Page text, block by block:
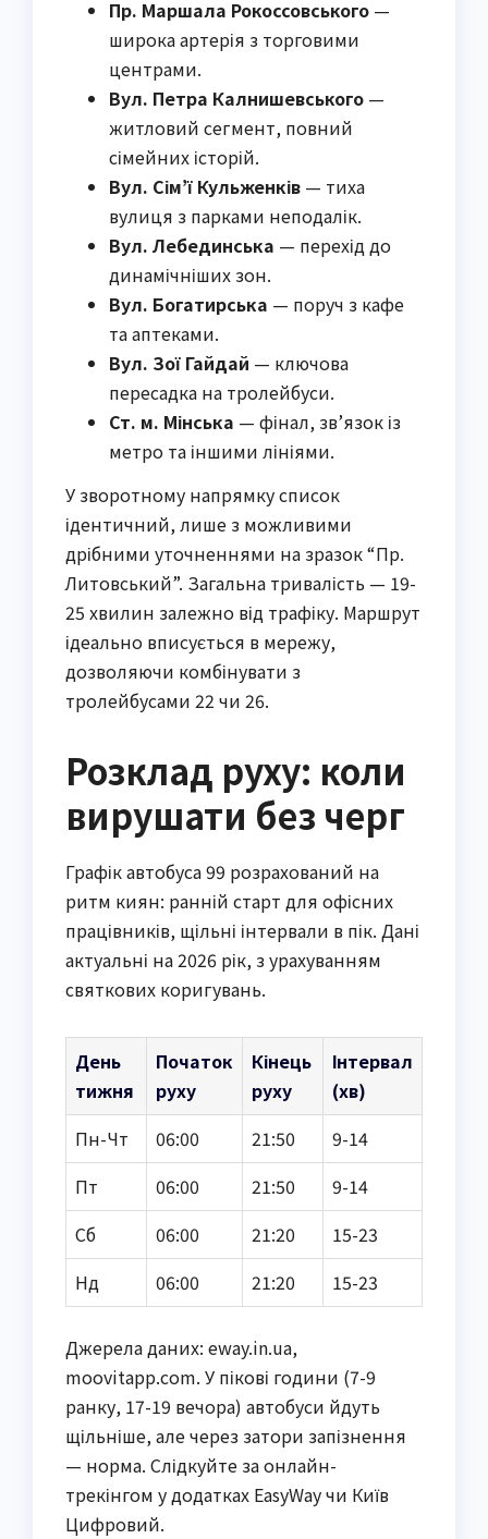
Пр. Маршала Рокоссовського —
широка артерія з торговими
центрами.
Вул. Петра Калнишевського —
житловий сегмент, повний
сімейних історій.
Вул. Сім’ї Кульженків — тиха
вулиця з парками неподалік.
Вул. Лебединська — перехід до
динамічніших зон.
Вул. Богатирська — поруч з кафе
та аптеками.
Вул. Зої Гайдай — ключова
пересадка на тролейбуси.
Ст. м. Мінська — фінал, зв’язок із
метро та іншими лініями.
У зворотному напрямку список
ідентичний, лише з можливими
дрібними уточненнями на зразок “Пр.
Литовський”. Загальна тривалість — 19-
25 хвилин залежно від трафіку. Маршрут
ідеально вписується в мережу,
дозволяючи комбінувати з
тролейбусами 22 чи 26.
Розклад руху: коли
вирушати без черг
Графік автобуса 99 розрахований на
ритм киян: ранній старт для офісних
працівників, щільні інтервали в пік. Дані
актуальні на 2026 рік, з урахуванням
святкових коригувань.
День
тижня
Початок
руху
Кінець
руху
Інтервал
(хв)
Пн-Чт
06:00 21:50
9-14
Пт
06:00 21:50
9-14
Сб
06:00 21:20
15-23
Нд
06:00 21:20 15-23
Джерела даних: eway.in.ua,
moovitapp.com. У пікові години (7-9
ранку, 17-19 вечора) автобуси йдуть
щільніше, але через затори запізнення
— норма. Слідкуйте за онлайн-
трекінгом у додатках EasyWay чи Київ
Цифровий.